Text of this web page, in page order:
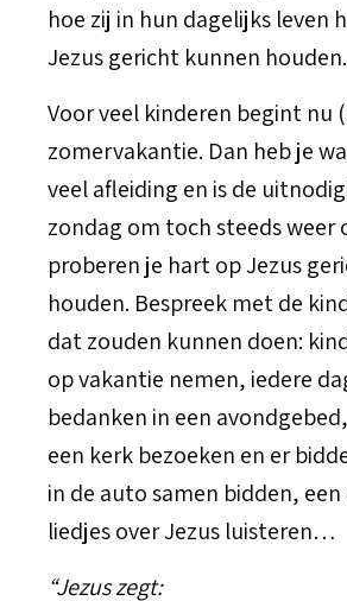
hoe zij in hun dagelijks leven
Jezus gericht kunnen houden.
Voor veel kinderen begint nu
zomervakantie. Dan heb je
veel afleiding en is de
zondag om toch steeds weer
proberen je hart op Jezus
houden. Bespreek met de
dat zouden kunnen doen:
op vakantie nemen, iedere
bedanken in een
een kerk bezoeken en er
in de auto samen bidden,
liedjes over Jezus luisteren…
“Jezus zegt: